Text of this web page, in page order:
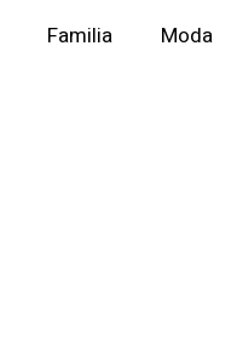
Familia Moda